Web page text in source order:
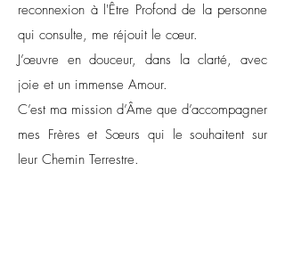
reconnexion à l'Être Profond de la personne
qui consulte, me réjouit le cœur.
J’œuvre en douceur, dans la clarté, avec
joie et un immense Amour.
C’est ma mission d’Âme que d’accompagner
mes Frères et Sœurs qui le souhaitent sur
leur Chemin Terrestre.